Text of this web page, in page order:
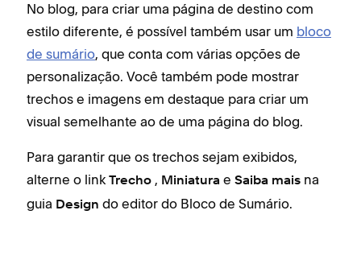
No blog, para criar uma página de destino com
estilo diferente, é possível também usar um bloco
de sumário, que conta com várias opções de
personalização. Você também pode mostrar
trechos e imagens em destaque para criar um
visual semelhante ao de uma página do blog.
Para garantir que os trechos sejam exibidos,
alterne o link Trecho , Miniatura e Saiba mais na
guia Design do editor do Bloco de Sumário.